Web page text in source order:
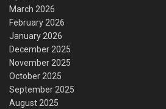
March 2026
February 2026
January 2026
December 2025
November 2025
October 2025
September 2025
August 2025